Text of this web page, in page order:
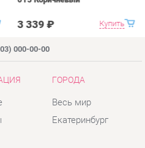
Оплата
Весь мир
Екатеринбург